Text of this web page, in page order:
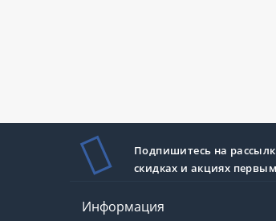
Подпишитесь на
скидках и акциях
Информация